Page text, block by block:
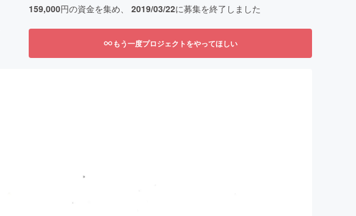
159,000円の資金を集め、 2019/03/22に募集を終了しました
もう一度プロジェクトをやってほしい